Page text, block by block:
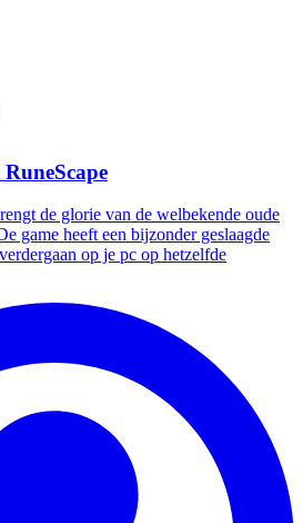
de glorie van de welbekende oude
game heeft een bijzonder geslaagde
op je pc op hetzelfde